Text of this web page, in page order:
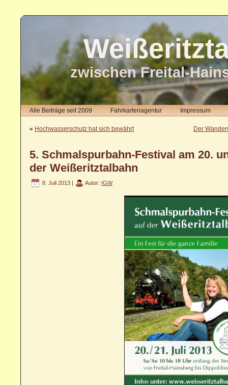
zwischen Freital-
Alle Beiträge seit 2009 Fahrkartenagentur Impressum
« Hochwasserschutz hat sich bewährt Der
5. Schmalspurbahn-Festival am 20.
der Weißeritztalbahn
8. Juli 2013 | Autor: IGW